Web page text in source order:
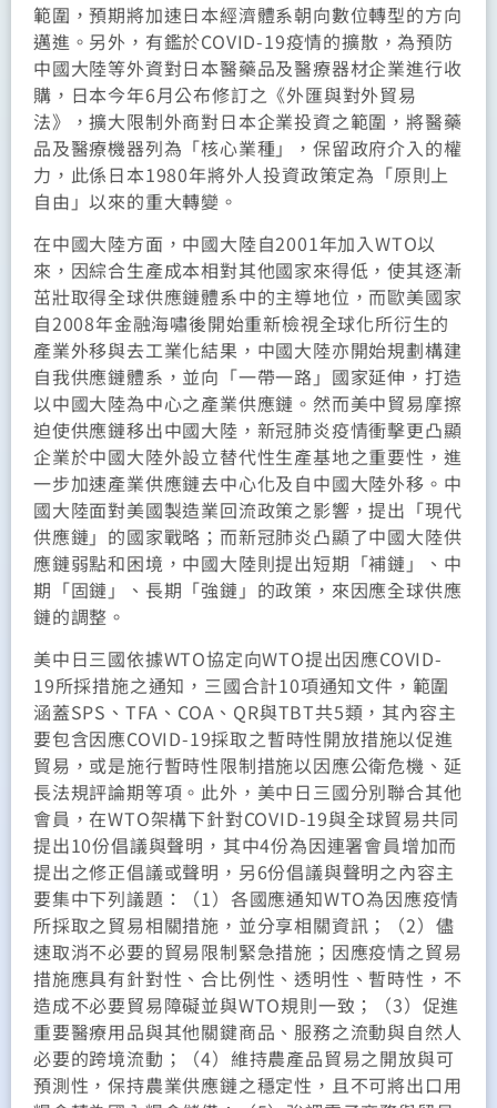
範圍，預期將加速日本經濟體系朝向數位轉型的方向
邁進。另外，有鑑於COVID-19疫情的擴散，為預防
中國大陸等外資對日本醫藥品及醫療器材企業進行收
購，日本今年6月公布修訂之《外匯與對外貿易
法》，擴大限制外商對日本企業投資之範圍，將醫藥
品及醫療機器列為「核心業種」，保留政府介入的權
力，此係日本1980年將外人投資政策定為「原則上
自由」以來的重大轉變。
在中國大陸方面，中國大陸自2001年加入WTO以
來，因綜合生產成本相對其他國家來得低，使其逐漸
茁壯取得全球供應鏈體系中的主導地位，而歐美國家
自2008年金融海嘯後開始重新檢視全球化所衍生的
產業外移與去工業化結果，中國大陸亦開始規劃構建
自我供應鏈體系，並向「一帶一路」國家延伸，打造
以中國大陸為中心之產業供應鏈。然而美中貿易摩擦
迫使供應鏈移出中國大陸，新冠肺炎疫情衝擊更凸顯
企業於中國大陸外設立替代性生產基地之重要性，進
一步加速產業供應鏈去中心化及自中國大陸外移。中
國大陸面對美國製造業回流政策之影響，提出「現代
供應鏈」的國家戰略；而新冠肺炎凸顯了中國大陸供
應鏈弱點和困境，中國大陸則提出短期「補鏈」、中
期「固鏈」、長期「強鏈」的政策，來因應全球供應
鏈的調整。
美中日三國依據WTO協定向WTO提出因應COVID-
19所採措施之通知，三國合計10項通知文件，範圍
涵蓋SPS、TFA、COA、QR與TBT共5類，其內容主
要包含因應COVID-19採取之暫時性開放措施以促進
貿易，或是施行暫時性限制措施以因應公衛危機、延
長法規評論期等項。此外，美中日三國分別聯合其他
會員，在WTO架構下針對COVID-19與全球貿易共同
提出10份倡議與聲明，其中4份為因連署會員增加而
提出之修正倡議或聲明，另6份倡議與聲明之內容主
要集中下列議題：（1）各國應通知WTO為因應疫情
所採取之貿易相關措施，並分享相關資訊；（2）儘
速取消不必要的貿易限制緊急措施；因應疫情之貿易
措施應具有針對性、合比例性、透明性、暫時性，不
造成不必要貿易障礙並與WTO規則一致；（3）促進
重要醫療用品與其他關鍵商品、服務之流動與自然人
必要的跨境流動；（4）維持農產品貿易之開放與可
預測性，保持農業供應鏈之穩定性，且不可將出口用